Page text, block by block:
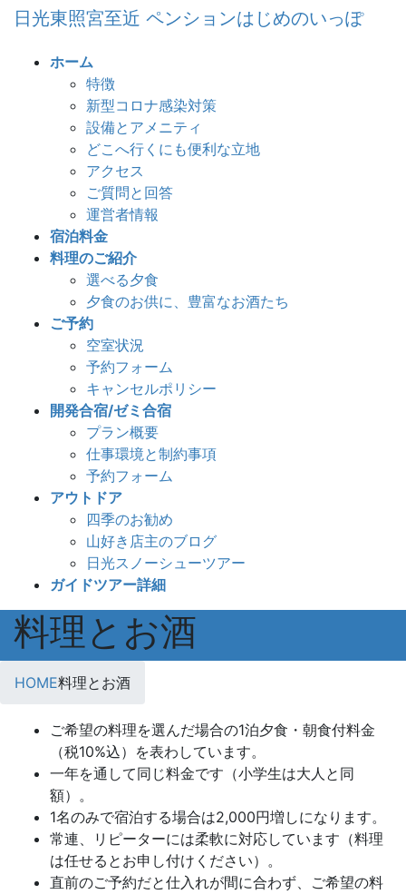
日光東照宮至近 ペンションはじめのいっぽ
ホーム
特徴
新型コロナ感染対策
設備とアメニティ
どこへ行くにも便利な立地
アクセス
ご質問と回答
運営者情報
宿泊料金
料理のご紹介
選べる夕食
夕食のお供に、豊富なお酒たち
ご予約
空室状況
予約フォーム
キャンセルポリシー
開発合宿/ゼミ合宿
プラン概要
仕事環境と制約事項
予約フォーム
アウトドア
四季のお勧め
山好き店主のブログ
日光スノーシューツアー
ガイドツアー詳細
料理とお酒
HOME料理とお酒
ご希望の料理を選んだ場合の1泊夕食・朝食付料金
（税10%込）を表わしています。
一年を通して同じ料金です（小学生は大人と同
額）。
1名のみで宿泊する場合は2,000円増しになります。
常連、リピーターには柔軟に対応しています（料理
は任せるとお申し付けください）。
直前のご予約だと仕入れが間に合わず、ご希望の料